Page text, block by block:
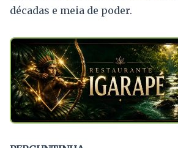
décadas e meia de poder.